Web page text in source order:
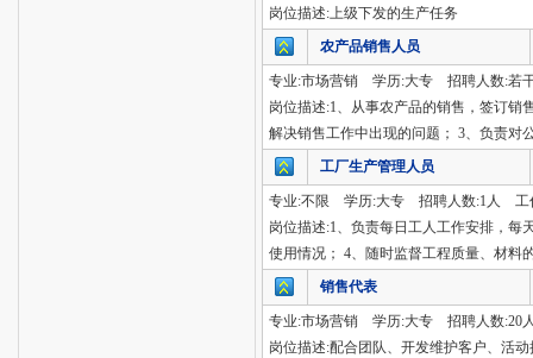
岗位描述:上级下发的生产任务
农产品销售人员
专业:市场营销 学历:大专 招聘人数:若
岗位描述:1、从事农产品的销售，签订销
解决销售工作中出现的问题； 3、负责对
工厂生产管理人员
专业:不限 学历:大专 招聘人数:1人 工
岗位描述:1、负责每日工人工作安排，每
使用情况； 4、随时监督工程质量、材料
销售代表
专业:市场营销 学历:大专 招聘人数:20
岗位描述:配合团队、开发维护客户、活